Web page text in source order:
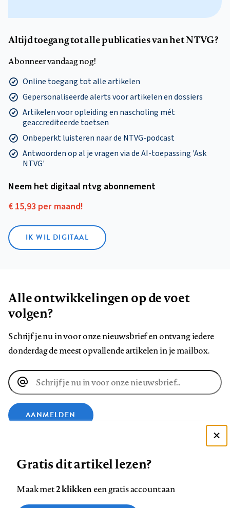
Altijd toegang tot alle publicaties van het NTVG?
Abonneer vandaag nog!
Online toegang tot alle artikelen
Gepersonaliseerde alerts voor artikelen en dossiers
Artikelen voor opleiding en nascholing mét
geaccrediteerde toetsen
Onbeperkt luisteren naar de NTVG-podcast
Antwoorden op al je vragen via de AI-toepassing 'Ask
NTVG'
Neem het digitaal ntvg abonnement
€ 15,93 per maand!
IK WIL DIGITAAL
Alle ontwikkelingen op de voet
volgen?
Schrijf je nu in voor onze nieuwsbrief en ontvang iedere
donderdag de meest opvallende artikelen in je mailbox.
E-
mailadres
AANMELDEN
ons
Zie onze cookie policy
Gratis dit artikel lezen?
Maak met2 klikkeneen gratis account aan